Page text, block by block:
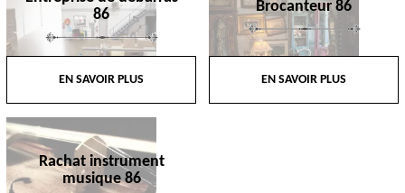
86
EN SAVOIR PLUS
Brocanteur 86
EN SAVOIR PLUS
Rachat instrument
musique 86